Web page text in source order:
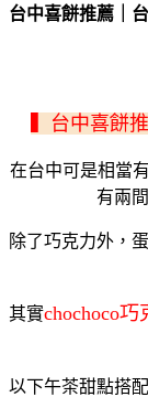
台中喜餅推薦｜
▍台中喜餅
在台中可是相當
有兩
除了巧克力外，
其實chochoco巧
以下午茶甜點搭